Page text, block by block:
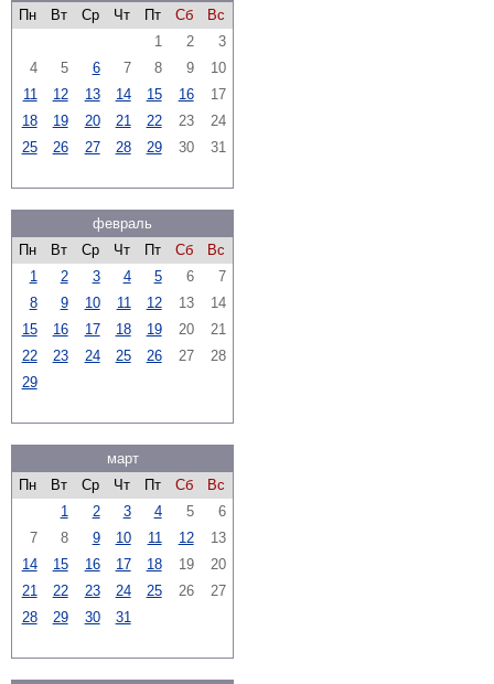
Пн
Вт Ср Чт Пт Сб
Вс
1
2
3
4
5 6 7 8 9
10
11
12 13 14 15 16
17
18
19 20 21 22 23
24
25
26 27 28 29 30 31
февраль
Пн
Вт Ср Чт Пт Сб
Вс
1
2 3 4 5 6
7
8
9 10 11 12 13
14
15
16 17 18 19 20
21
22
23 24 25 26 27
28
29
март
Пн
Вт Ср Чт Пт Сб
Вс
1
2 3 4 5
6
7
8 9 10 11 12
13
14
15 16 17 18 19
20
21
22 23 24 25 26
27
28
29 30 31